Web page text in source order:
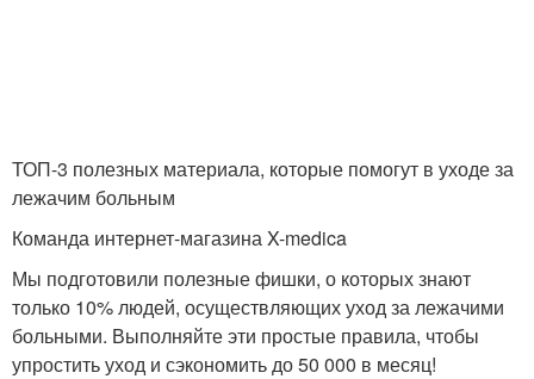
ТОП-3 полезных материала, которые помогут в уходе за
лежачим больным
Команда интернет-магазина X-medica
Мы подготовили полезные фишки, о которых знают
только 10% людей, осуществляющих уход за лежачими
больными. Выполняйте эти простые правила, чтобы
упростить уход и сэкономить до 50 000 в месяц!